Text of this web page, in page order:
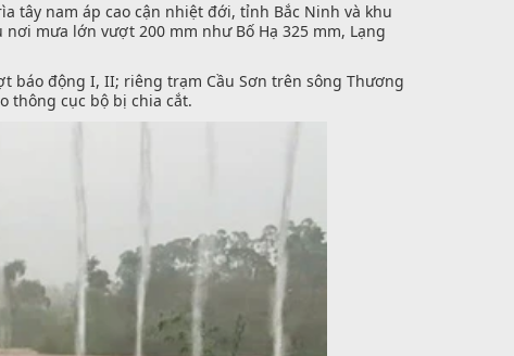
tây nam áp cao cận nhiệt đới, tỉnh Bắc Ninh và khu
mưa lớn vượt 200 mm như Bố Hạ 325 mm, Lạng
báo động I, II; riêng trạm Cầu Sơn trên sông Thương
thông cục bộ bị chia cắt.